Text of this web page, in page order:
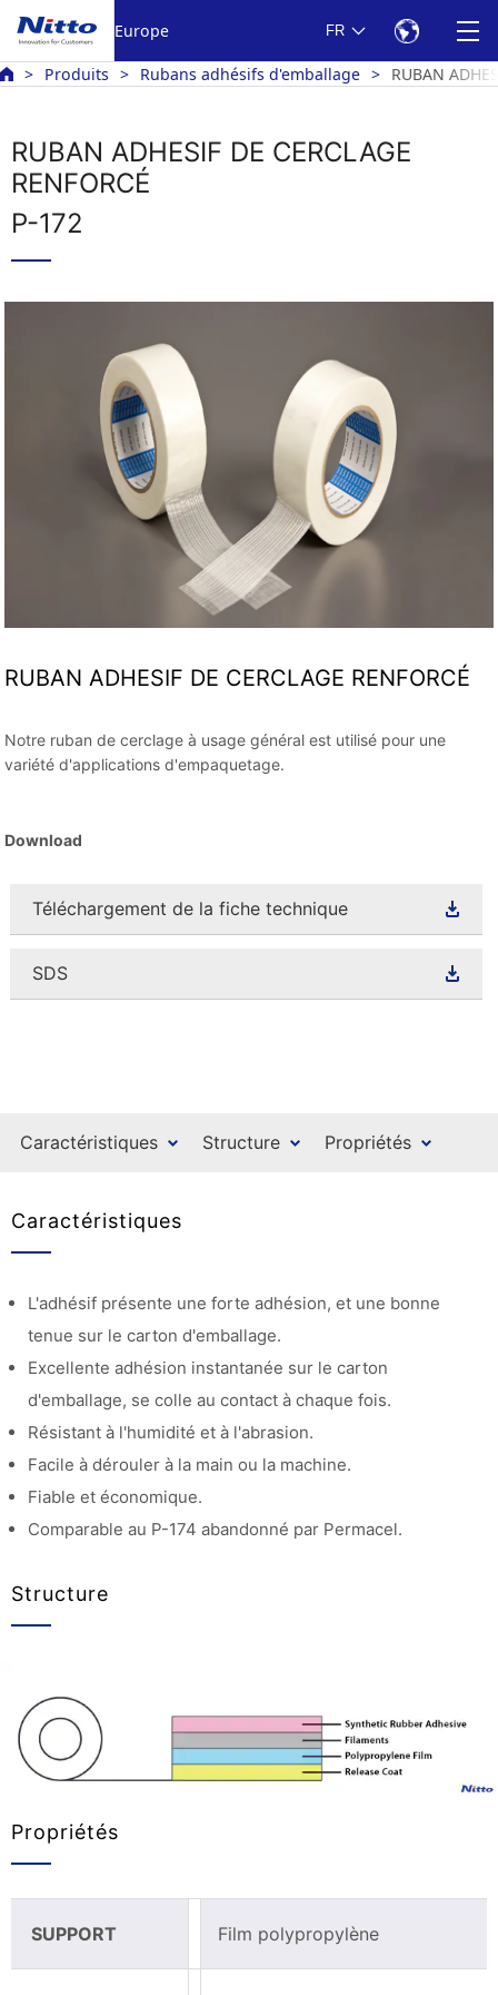
Europe FR
Produits Rubans adhésifs d'emballage RUBAN
RUBAN ADHESIF DE CERCLAGE
RENFORCÉ
P-172
RUBAN ADHESIF DE CERCLAGE RENFORCÉ
Notre ruban de cerclage à usage général est utilisé pour une
variété d'applications d'empaquetage.
Download
Téléchargement de la fiche technique
SDS
Caractéristiques Structure Propriétés
Caractéristiques
L'adhésif présente une forte adhésion, et une bonne
tenue sur le carton d'emballage.
Excellente adhésion instantanée sur le carton
d'emballage, se colle au contact à chaque fois.
Résistant à l'humidité et à l'abrasion.
Facile à dérouler à la main ou la machine.
Fiable et économique.
Comparable au P-174 abandonné par Permacel.
Structure
Propriétés
SUPPORT Film polypropylène